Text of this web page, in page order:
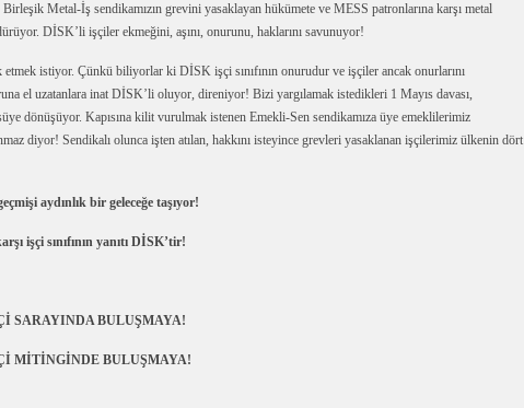
Metal-İş sendikamızın grevini yasaklayan hükümete ve MESS patronlarına karşı metal
DİSK’li işçiler ekmeğini, aşını, onurunu, haklarını savunuyor!
istiyor. Çünkü biliyorlar ki DİSK işçi sınıfının onurudur ve işçiler ancak onurlarını
el uzatanlara inat DİSK’li oluyor, direniyor! Bizi yargılamak istedikleri 1 Mayıs davası,
dönüşüyor. Kapısına kilit vurulmak istenen Emekli-Sen sendikamıza üye emeklilerimiz
diyor! Sendikalı olunca işten atılan, hakkını isteyince grevleri yasaklanan işçilerimiz ülkenin dört
aydınlık bir geleceğe taşıyor!
işçi sınıfının yanıtı DİSK’tir!
SARAYINDA BULUŞMAYA!
MİTİNGİNDE BULUŞMAYA!